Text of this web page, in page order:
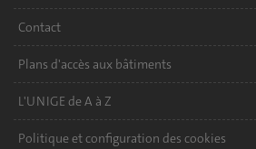
Contact
Plans d'accès aux bâtiments
L'UNIGE de A à Z
Politique et configuration des cookies